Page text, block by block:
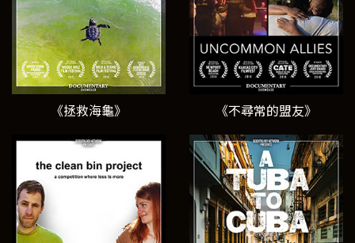
《拯救海龜》 《不尋常的盟友》